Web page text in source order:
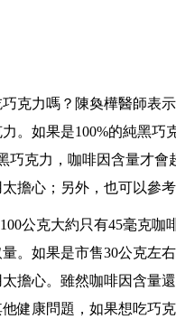
克力嗎？陳奐樺醫師表
。如果是100%的純黑巧
巧克力，咖啡因含量才
擔心；另外，也可以參
公克大約只有45毫克咖
。如果是市售30公克左
擔心。雖然咖啡因含量
健康問題，如果想吃巧克